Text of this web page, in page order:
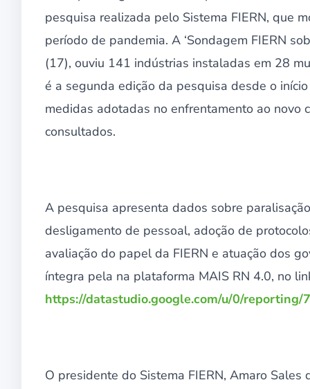
pesquisa realizada pelo Sistema FIERN, que
período de pandemia. A ‘Sondagem FIERN
(17), ouviu 141 indústrias instaladas em 28
é a segunda edição da pesquisa desde o
medidas adotadas no enfrentamento ao novo
consultados.
A pesquisa apresenta dados sobre
desligamento de pessoal, adoção de
avaliação do papel da FIERN e atuação dos
íntegra pela na plataforma MAIS RN 4.0, no
https://datastudio.google.com/u/0/
O presidente do Sistema FIERN, Amaro